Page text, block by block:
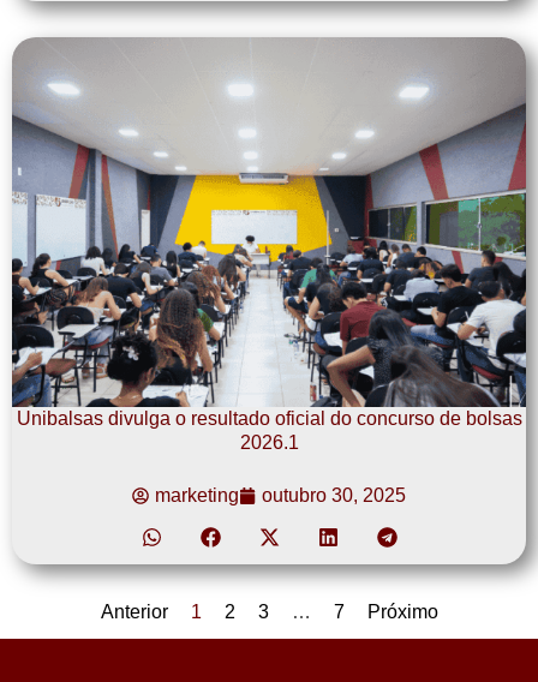
Unibalsas divulga o resultado oficial do concurso de bolsas
2026.1
marketing outubro 30, 2025
Anterior 1 2 3 … 7 Próximo